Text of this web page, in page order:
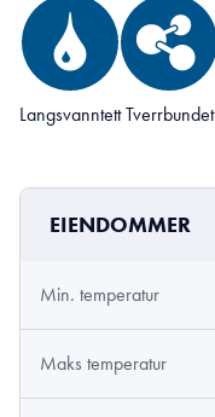
Langsvanntett Tverrbundet
EIENDOMMER
Min. temperatur
Maks temperatur